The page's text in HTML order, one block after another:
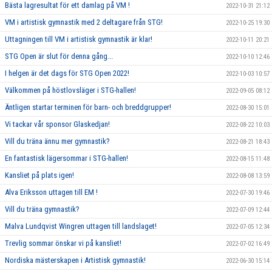
Bästa lagresultat för ett damlag på VM ! 2022-10-31 21:12
VM i artistisk gymnastik med 2 deltagare från STG! 2022-10-25 19:30
Uttagningen till VM i artistisk gymnastik är klar! 2022-10-11 20:21
STG Open är slut för denna gång... 2022-10-10 12:46
I helgen är det dags för STG Open 2022! 2022-10-03 10:57
Välkommen på höstlovsläger i STG-hallen! 2022-09-05 08:12
Äntligen startar terminen för barn- och breddgrupper! 2022-08-30 15:01
Vi tackar vår sponsor Glaskedjan! 2022-08-22 10:03
Vill du träna ännu mer gymnastik? 2022-08-21 18:43
En fantastisk lägersommar i STG-hallen! 2022-08-15 11:48
Kansliet på plats igen! 2022-08-08 13:59
Alva Eriksson uttagen till EM ! 2022-07-30 19:46
Vill du träna gymnastik? 2022-07-09 12:44
Malva Lundqvist Wingren uttagen till landslaget! 2022-07-05 12:34
Trevlig sommar önskar vi på kansliet! 2022-07-02 16:49
Nordiska mästerskapen i Artistisk gymnastik! 2022-06-30 15:14